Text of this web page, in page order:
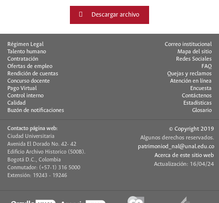
Descargar archivo
Régimen Legal
Talento humano
Contratación
Ofertas de empleo
Rendición de cuentas
Concurso docente
Pago Virtual
Control interno
Calidad
Buzón de notificaciones
Correo institucional
Mapa del sitio
Redes Sociales
FAQ
Quejas y reclamos
Atención en línea
Encuesta
Contáctenos
Estadísticas
Glosario
Contacto página web:
Ciudad Universitaria
Avenida El Dorado No. 42- 42
Edificio Archivo Historico (500B).
Bogotá D.C., Colombia
Conmutador: (+57-1) 316 5000
Extensión: 19243 - 19246
© Copyright 2019
Algunos derechos reservados.
patrimoniod_nal@unal.edu.co
Acerca de este sitio web
Actualización: 16/04/24